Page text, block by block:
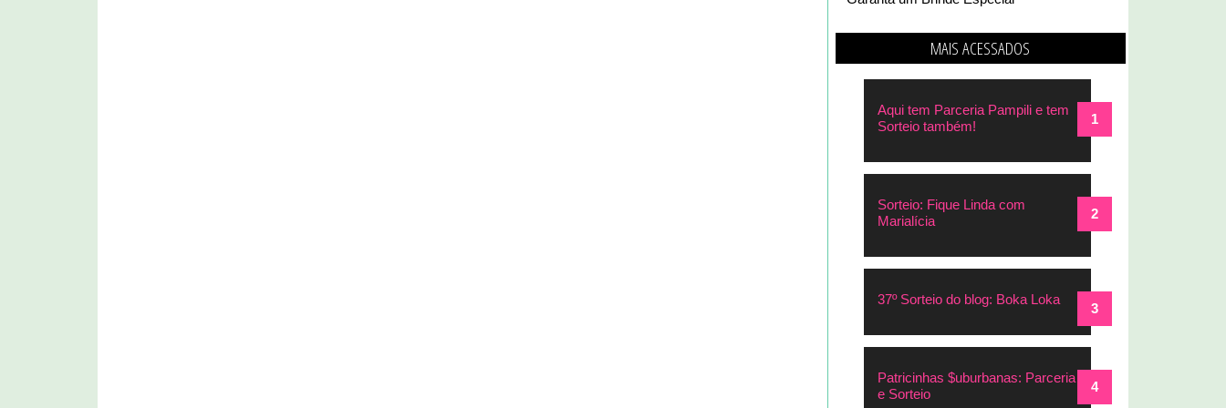
MAIS ACESSADOS
Aqui tem Parceria Pampili e tem
Sorteio também!
Sorteio: Fique Linda com
Marialícia
37º Sorteio do blog: Boka Loka
Patricinhas $uburbanas: Parceria
e Sorteio